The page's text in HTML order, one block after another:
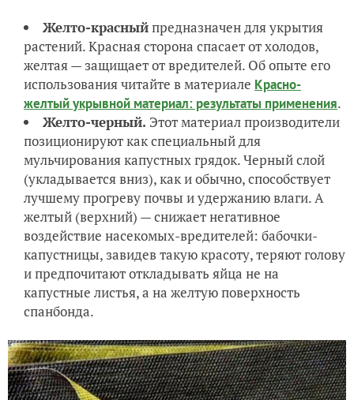
Желто-красныйпредназначен для укрытия
растений. Красная сторона спасает от холодов,
желтая — защищает от вредителей. Об опыте его
использования читайте в материале Красно-
желтый укрывной материал: результаты применения.
Желто-черный. Этот материал производители
позиционируют как специальный для
мульчирования капустных грядок. Черный слой
(укладывается вниз), как и обычно, способствует
лучшему прогреву почвы и удержанию влаги. А
желтый (верхний) — снижает негативное
воздействие насекомых-вредителей: бабочки-
капустницы, завидев такую красоту, теряют голову
и предпочитают откладывать яйца не на
капустные листья, а на желтую поверхность
спанбонда.